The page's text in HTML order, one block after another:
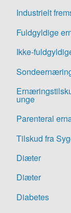
Industrielt
Fuldgyldige
Ikke-
unge
Parenteral
Tilskud fra
Diæter
Diæter
Diabetes